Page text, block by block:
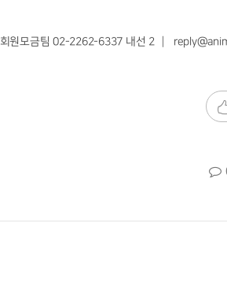
회원모금팀 02-2262-6337 내선 2 ┃